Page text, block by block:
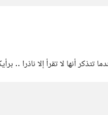
أنها لا تقرأ إلا ناذرا ..